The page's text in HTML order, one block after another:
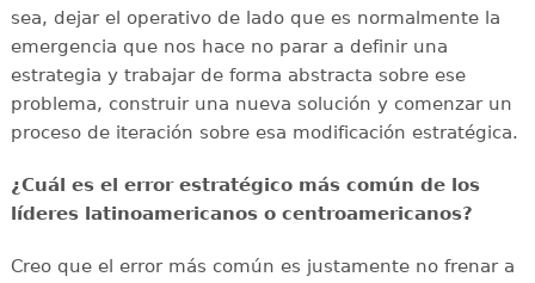
sea, dejar el operativo de lado que es normalmente la
emergencia que nos hace no parar a definir una
estrategia y trabajar de forma abstracta sobre ese
problema, construir una nueva solución y comenzar un
proceso de iteración sobre esa modificación estratégica.
¿Cuál es el error estratégico más común de los
líderes latinoamericanos o centroamericanos?
Creo que el error más común es justamente no frenar a